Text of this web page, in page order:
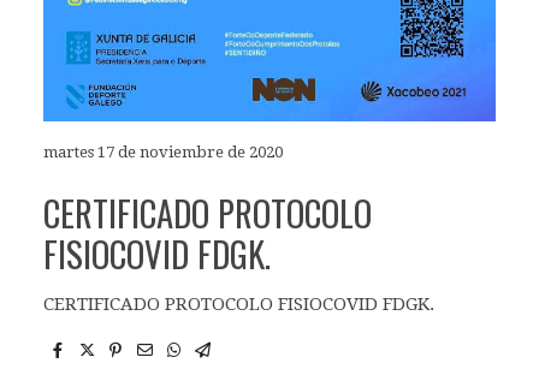
martes 17 de noviembre de 2020
CERTIFICADO PROTOCOLO
FISIOCOVID FDGK.
CERTIFICADO PROTOCOLO FISIOCOVID FDGK.